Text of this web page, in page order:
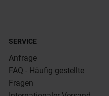
SERVICE
Anfrage
FAQ - Häufig gestellte
Fragen